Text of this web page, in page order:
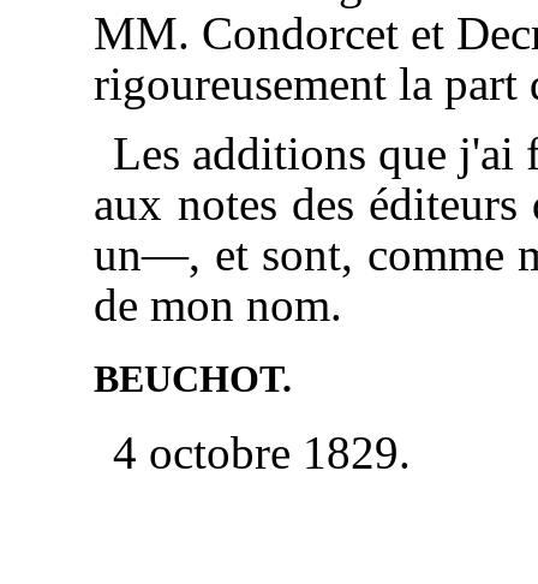
MM. Condorcet et
rigoureusement la part
Les additions que j'ai
aux notes des
un—, et sont, comme
de mon nom.
BEUCHOT.
4 octobre 1829.